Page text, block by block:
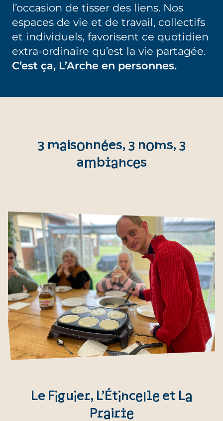
l’occasion de tisser des liens. Nos
espaces de vie et de travail, collectifs
et individuels, favorisent ce quotidien
extra-ordinaire qu’est la vie partagée.
C’est ça, L’Arche en personnes.
3 maisonnées, 3 noms, 3
ambiances
Le Figuier, L’Étincelle et La
Prairie